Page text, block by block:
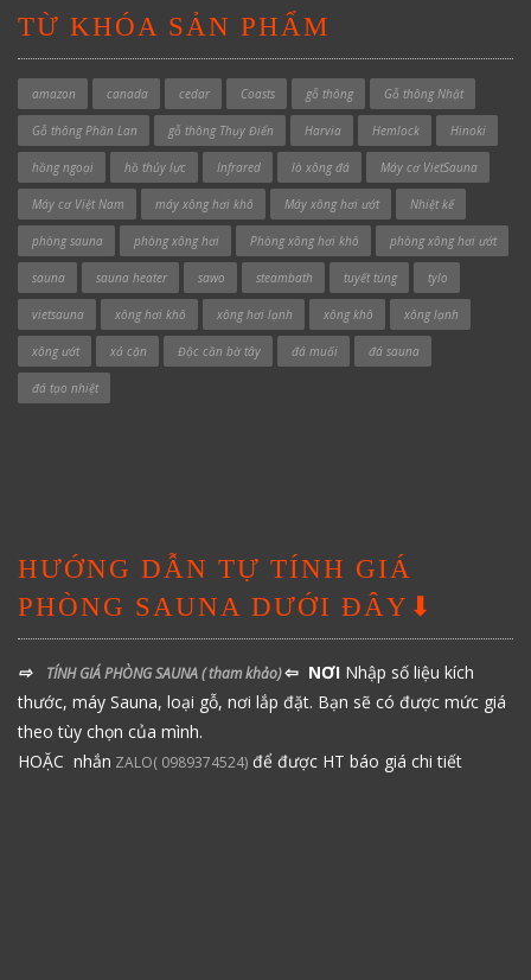
TỪ KHÓA SẢN PHẨM
amazon canada cedar Coasts gỗ thông Gỗ thông Nhật
Gỗ thông Phần Lan gỗ thông Thụy Điển Harvia Hemlock Hinoki
hồng ngoại hồ thủy lực Infrared lò xông đá Máy cơ VietSauna
Máy cơ Việt Nam máy xông hơi khô Máy xông hơi ướt Nhiệt kế
phòng sauna phòng xông hơi Phòng xông hơi khô phòng xông hơi ướt
sauna sauna heater sawo steambath tuyết tùng tylo
vietsauna xông hơi khô xông hơi lạnh xông khô xông lạnh
xông ướt xả cặn Độc cần bờ tây đá muối đá sauna
đá tạo nhiệt
HƯỚNG DẪN TỰ TÍNH GIÁ
PHÒNG SAUNA DƯỚI ĐÂY⬇
⇨ TÍNH GIÁ PHÒNG SAUNA( tham khảo)⇦ NƠI Nhập số liệu kích
thước, máy Sauna, loại gỗ, nơi lắp đặt. Bạn sẽ có được mức giá
theo tùy chọn của mình.
HOẶC nhắn ZALO( 0989374524) để được HT báo giá chi tiết